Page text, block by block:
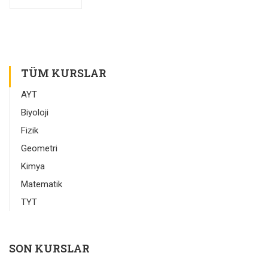
TÜM KURSLAR
AYT
Biyoloji
Fizik
Geometri
Kimya
Matematik
TYT
SON KURSLAR